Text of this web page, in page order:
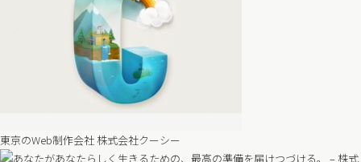
東京のWeb制作会社 株式会社クーシー